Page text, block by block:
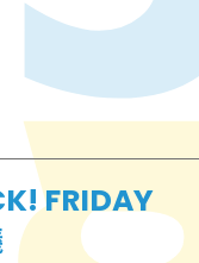
FRIDAY